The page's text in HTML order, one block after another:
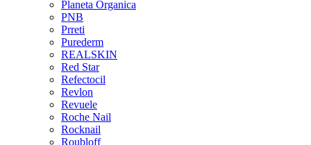
Planeta Organica
PNB
Prreti
Purederm
REALSKIN
Red Star
Refectocil
Revlon
Revuele
Roche Nail
Rocknail
Roubloff